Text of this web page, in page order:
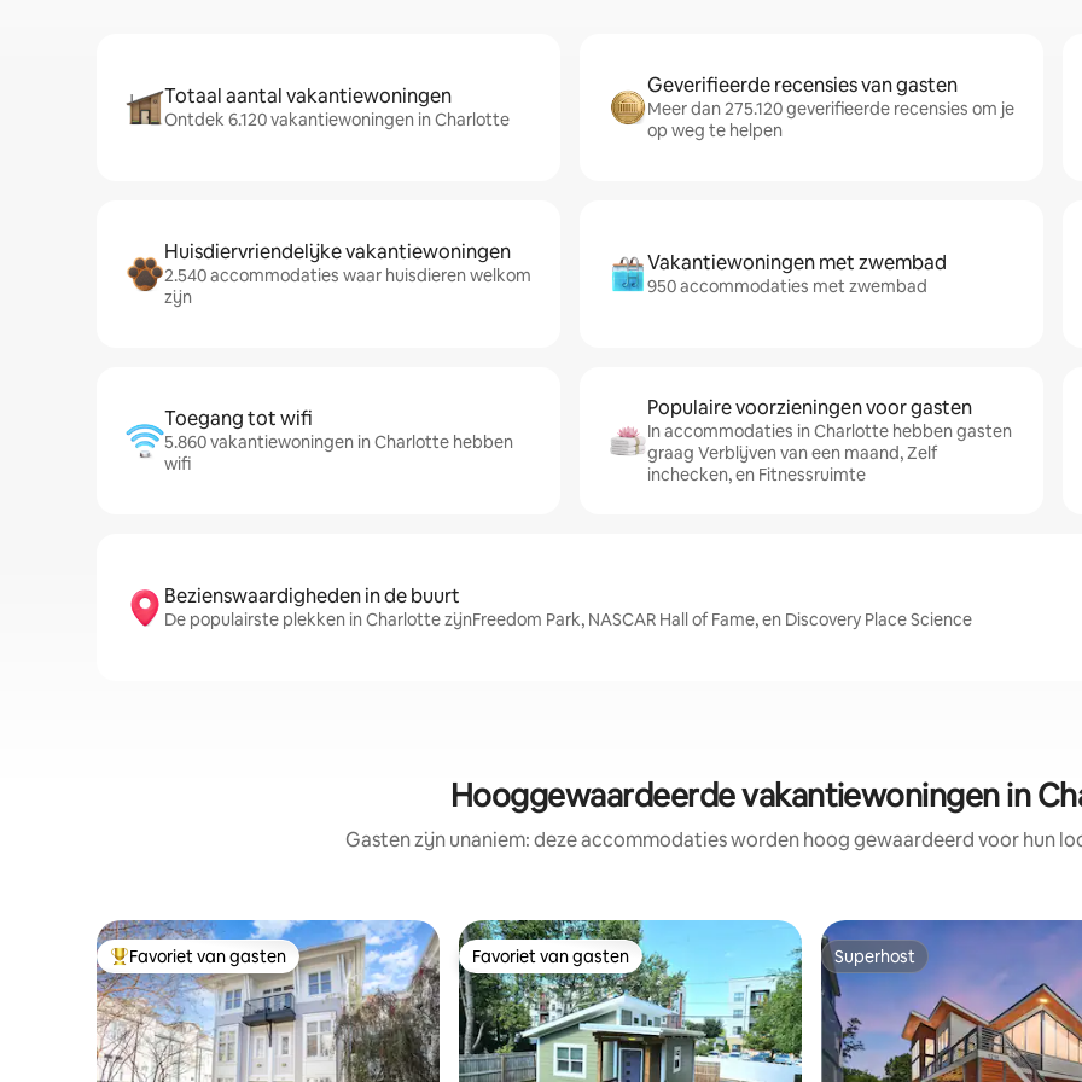
Totaal aantal vakantiewoningen
Ontdek 6.120 vakantiewoningen in Charlotte
Geverifieerde recensies van gasten
Meer dan 275.120 geverifieerde recensies om je
op weg te helpen
Huisdiervriendelijke vakantiewoningen
2.540 accommodaties waar huisdieren welkom
zijn
Vakantiewoningen met zwembad
950 accommodaties met zwembad
Toegang tot wifi
5.860 vakantiewoningen in Charlotte hebben
wifi
Populaire voorzieningen voor gasten
In accommodaties in Charlotte hebben gasten
graag Verblijven van een maand, Zelf
inchecken, en Fitnessruimte
Bezienswaardigheden in de buurt
De populairste plekken in Charlotte zijnFreedom Park, NASCAR Hall of Fame, en Discovery Place Science
Hooggewaardeerde vakantiewoningen in
Gasten zijn unaniem: deze accommodaties worden hoog gewaardeerd voor hun
Topfavoriet van gasten
Favoriet van gasten Favoriet van gasten
Favoriet van gasten Superhost
Superhost